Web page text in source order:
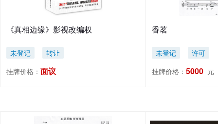
《真相边缘》影视改编权
未登记
转让
挂牌价格： 面议
香茗
未登记
许可
挂牌价格： 5000 元